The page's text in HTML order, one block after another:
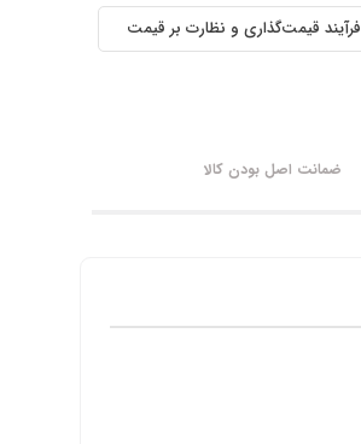
فرآیند قیمت‌گذاری و نظارت بر قیمت
ضمانت اصل بودن کالا